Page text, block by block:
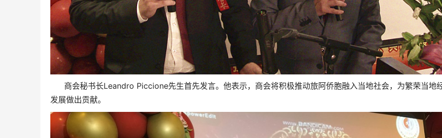
商会秘书长Leandro Piccione先生首先发言。 他表示，商会将积极推动旅阿侨胞融入当地社会，为繁荣当地
发展做出贡献。